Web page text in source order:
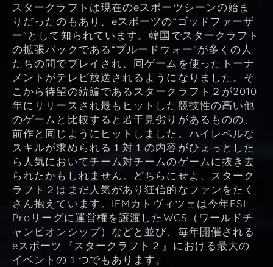
スタークラフトは現在のeスポーツシーンの始ま
りだったのもあり、eスポーツの“ゴッドファーザ
ー”として知られています。韓国でスタークラフト
の拡張パックである“ブルードウォー”が多くの人
たちの間でプレイされ、同ゲームを使ったトーナ
メントがテレビ放送されるようになりました。そ
こから待望の続編であるスタークラフト２が2010
年にリリースされ最もヒットした競技性の高い他
のゲームと比較すると若干見劣りがあるものの、
前作と同じようにヒットしました。ハイレベルな
スキルが求められる１対１の内容がひょっとした
ら人気においてチーム対チームのゲームに抜き去
られたかもしれません。どちらにせよ、スターク
ラフト２はまだ人気があり狂信的なファンをたく
さん抱えています。IEMカトヴィツェは今年ESL
Proリーグに運営権を譲渡したWCS（ワールドチ
ャンピオンシップ）などと並び、毎年開催される
eスポーツ『スタークラフト２』における最大の
イベントの１つでもあります。